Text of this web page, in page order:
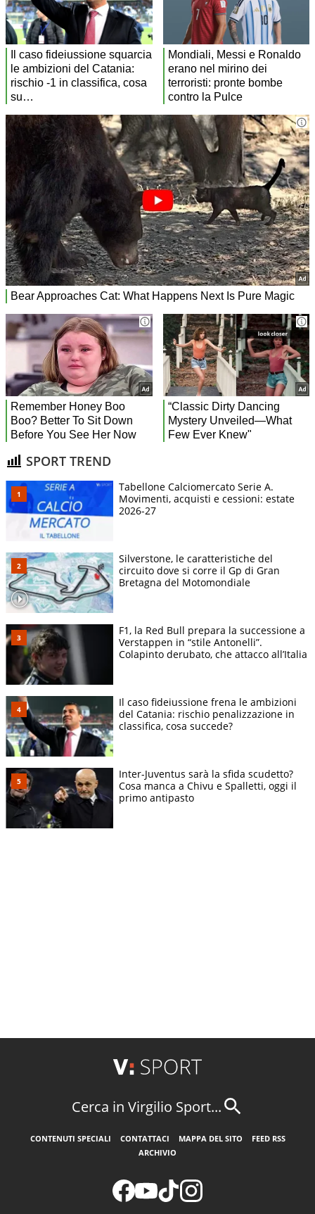
SPORT TREND
Tabellone Calciomercato Serie A.
Movimenti, acquisti e cessioni: estate
2026-27
Silverstone, le caratteristiche del
circuito dove si corre il Gp di Gran
Bretagna del Motomondiale
F1, la Red Bull prepara la successione a
Verstappen in “stile Antonelli”.
Colapinto derubato, che attacco all’Italia
Il caso fideiussione frena le ambizioni
del Catania: rischio penalizzazione in
classifica, cosa succede?
Inter-Juventus sarà la sfida scudetto?
Cosa manca a Chivu e Spalletti, oggi il
primo antipasto
Cerca in Virgilio Sport...
CONTENUTI SPECIALI CONTATTACI MAPPA DEL SITO
FEED RSS
ARCHIVIO